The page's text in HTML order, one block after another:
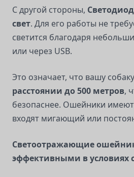
С другой стороны,
свет. Для его работы не
светится благодаря
или через USB.
Это означает, что вашу
расстоянии до 500 метров,
безопаснее. Ошейники
входят мигающий или
Светоотражающие
эффективными в условиях